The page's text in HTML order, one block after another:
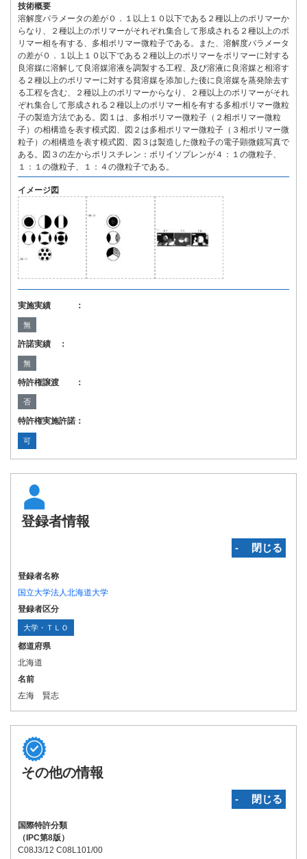
技術概要
溶解度パラメータの差が０．１以上１０以下である２種以上のポリマーか
らなり、２種以上のポリマーがそれぞれ集合して形成される２種以上のポ
リマー相を有する、多相ポリマー微粒子である。また、溶解度パラメータ
の差が０．１以上１０以下である２種以上のポリマーをポリマーに対する
良溶媒に溶解して良溶媒溶液を調製する工程、及び溶液に良溶媒と相溶す
る２種以上のポリマーに対する貧溶媒を添加した後に良溶媒を蒸発除去す
る工程を含む、２種以上のポリマーからなり、２種以上のポリマーがそれ
ぞれ集合して形成される２種以上のポリマー相を有する多相ポリマー微粒
子の製造方法である。図１は、多相ポリマー微粒子（２相ポリマー微粒
子）の相構造を表す模式図、図２は多相ポリマー微粒子（３相ポリマー微
粒子）の相構造を表す模式図、図３は製造した微粒子の電子顕微鏡写真で
ある。図３の左からポリスチレン：ポリイソプレンが４：１の微粒子、
１：１の微粒子、１：４の微粒子である。
イメージ図
実施実績 ：
無
許諾実績 ：
無
特許権譲渡 ：
否
特許権実施許諾：
可
登録者情報
‐ 閉じる
登録者名称
国立大学法人北海道大学
登録者区分
大学・ＴＬＯ
都道府県
北海道
名前
左海 賢志
その他の情報
‐ 閉じる
国際特許分類
（IPC第8版）
C08J3/12 C08L101/00